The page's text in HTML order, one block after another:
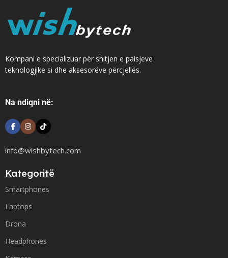
Kompani e specializuar për shitjen e paisjeve
teknologjike si dhe aksesorëve përcjellës.
Na ndiqni në:
info@wishbytech.com
Kategoritë
Smartphones
Laptops
Drona
Headphones